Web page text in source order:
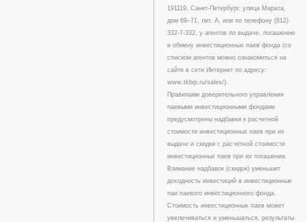
191119, Санкт-Петербург, улица Марата,
дом 69–71, лит. А, или по телефону (812)
332-7-332, у агентов по выдаче, погашению
и обмену инвестиционных паев фонда (со
списком агентов можно ознакомиться на
сайте в сети Интернет по адресу:
www.tkbip.ru/sales/).
Правилами доверительного управления
паевыми инвестиционными фондами
предусмотрены надбавки к расчетной
стоимости инвестиционных паев при их
выдаче и скидки с расчетной стоимости
инвестиционных паев при их погашении.
Взимание надбавок (скидок) уменьшит
доходность инвестиций в инвестиционные
паи паевого инвестиционного фонда.
Стоимость инвестиционных паев может
увеличиваться и уменьшаться, результаты